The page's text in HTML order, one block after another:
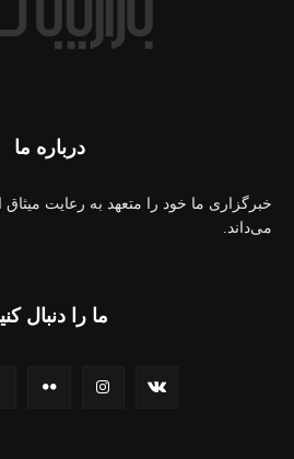
درباره ما
خبرگزاری ما خود را متعهد به رعایت
می‌داند.
ما را دنبال